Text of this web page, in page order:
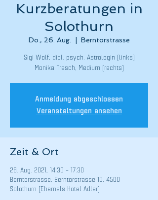
Kurzberatungen in
Solothurn
Do., 26. Aug. Berntorstrasse
Sigi Wolf, dipl. psych. Astrologin (links)
Monika Tresch, Medium (rechts)
Anmeldung abgeschlossen
Veranstaltungen ansehen
Zeit & Ort
26. Aug. 2021, 14:30 – 17:30
Berntorstrasse, Berntorstrasse 10, 4500
Solothurn (Ehemals Hotel Adler)